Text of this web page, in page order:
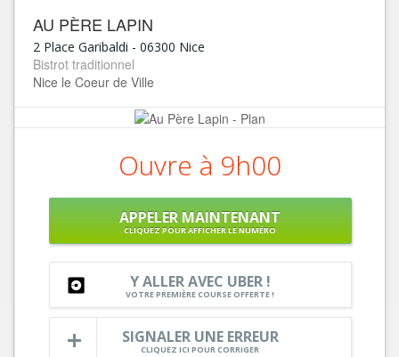
AU PÈRE LAPIN
2 Place Garibaldi - 06300 Nice
Bistrot traditionnel
Nice le Coeur de Ville
Ouvre à 9h00
APPELER MAINTENANT
CLIQUEZ POUR AFFICHER LE NUMÉRO
Y ALLER AVEC UBER !
VOTRE PREMIÈRE COURSE OFFERTE !
SIGNALER UNE ERREUR
CLIQUEZ ICI POUR CORRIGER